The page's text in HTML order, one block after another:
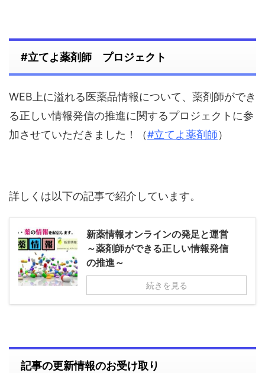
#立てよ薬剤師 プロジェクト
WEB上に溢れる医薬品情報について、薬剤師ができ
る正しい情報発信の推進に関するプロジェクトに参
加させていただきました！（#立てよ薬剤師）
詳しくは以下の記事で紹介しています。
新薬情報オンラインの発足と運営
～薬剤師ができる正しい情報発信
の推進～
続きを見る
記事の更新情報のお受け取り